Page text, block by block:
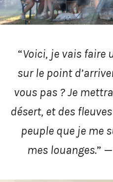
CITATION
“Voici, je vais faire
sur le point
vous pas ? Je
désert, et des
peuple que je me
mes louanges.”